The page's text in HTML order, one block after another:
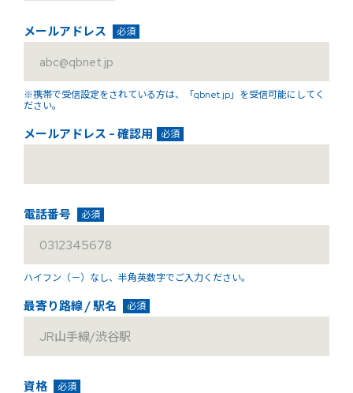
メールアドレス 必須
※携帯で受信設定をされている方は、「qbnet.jp」を受信可能にしてく
ださい。
メールアドレス - 確認用 必須
電話番号 必須
ハイフン（－）なし、 半角英数字でご入力ください。
最寄り路線 / 駅名 必須
資格 必須